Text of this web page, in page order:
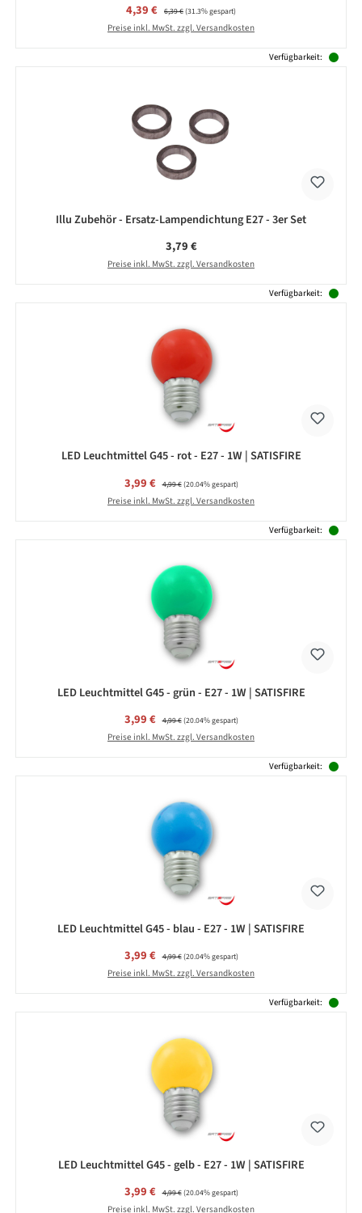
Verkaufspreis:
4,39 € Regulärer Preis:
6,39 €(31.3% gespart)
Preise inkl. MwSt. zzgl. Versandkosten
Verfügbarkeit:
Illu Zubehör - Ersatz-Lampendichtung E27 - 3er Set
Regulärer Preis:
3,79 €
Preise inkl. MwSt. zzgl. Versandkosten
Verfügbarkeit:
LED Leuchtmittel G45 - rot - E27 - 1W | SATISFIRE
Verkaufspreis:
3,99 € Regulärer Preis:
4,99 €(20.04% gespart)
Preise inkl. MwSt. zzgl. Versandkosten
Verfügbarkeit:
LED Leuchtmittel G45 - grün - E27 - 1W | SATISFIRE
Verkaufspreis:
3,99 € Regulärer Preis:
4,99 €(20.04% gespart)
Preise inkl. MwSt. zzgl. Versandkosten
Verfügbarkeit:
LED Leuchtmittel G45 - blau - E27 - 1W | SATISFIRE
Verkaufspreis:
3,99 € Regulärer Preis:
4,99 €(20.04% gespart)
Preise inkl. MwSt. zzgl. Versandkosten
Verfügbarkeit:
LED Leuchtmittel G45 - gelb - E27 - 1W | SATISFIRE
Verkaufspreis:
3,99 € Regulärer Preis:
4,99 €(20.04% gespart)
Preise inkl. MwSt. zzgl. Versandkosten